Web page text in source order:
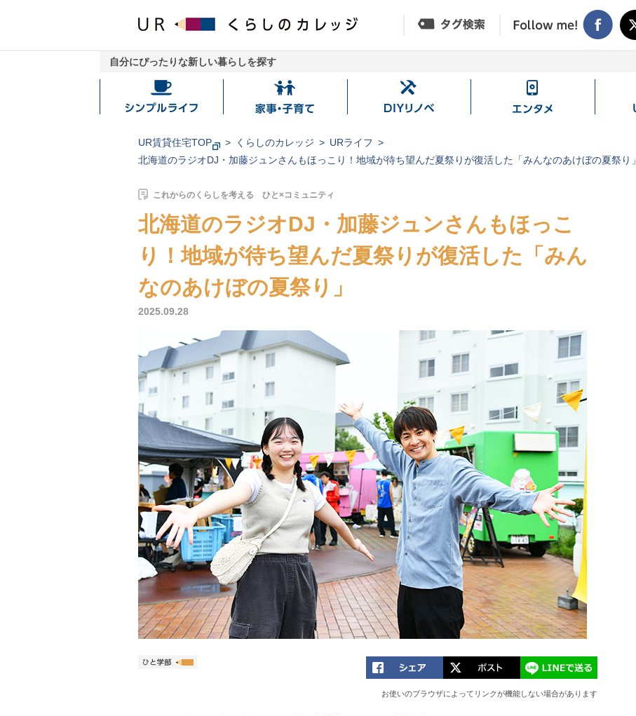
自分にぴったりな新しい暮らしを探す
シ
プ
ル
家
子
育
DIY
ベ
エ
メ
UR賃貸住宅TOP くらしのカレッジ
URライフ
北海道のラジオDJ・加藤ジュンさんもほっこり！地域が待ち望んだ夏祭りが復活した「みんなのあけぼの夏祭り」
これからのくらしを考える ひと×コミュニティ
北海道のラジオDJ・加藤ジュンさんもほっこ
り！地域が待ち望んだ夏祭りが復活した「みん
なのあけぼの夏祭り」
2025.09.28
お使いのブラウザによってリンクが機能しない場合があります